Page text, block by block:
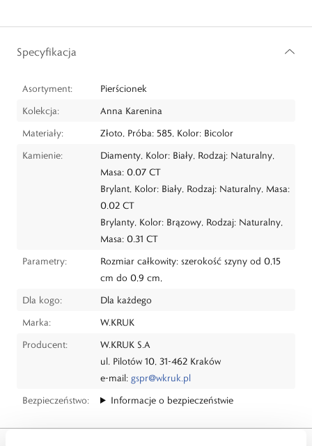
Specyfikacja
Asortyment:
Pierścionek
Kolekcja:
Anna Karenina
Materiały:
Złoto, Próba: 585, Kolor: Bicolor
Kamienie:
Diamenty, Kolor: Biały, Rodzaj: Naturalny,
Masa: 0.07 CT
Brylant, Kolor: Biały, Rodzaj: Naturalny, Masa:
0.02 CT
Brylanty, Kolor: Brązowy, Rodzaj: Naturalny,
Masa: 0.31 CT
Parametry:
Rozmiar całkowity: szerokość szyny od 0,15
cm do 0,9 cm,
Dla kogo:
Dla każdego
Marka:
W.KRUK
Producent:
W.KRUK S.A
ul. Pilotów 10, 31-462 Kraków
e-mail: gspr@wkruk.pl
Bezpieczeństwo:
Informacje o bezpieczeństwie